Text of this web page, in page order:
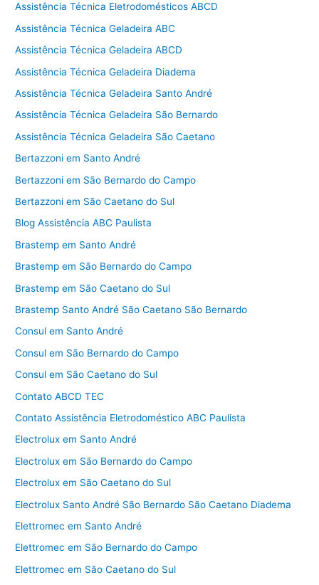
Assistência Técnica Eletrodomésticos ABCD
Assistência Técnica Geladeira ABC
Assistência Técnica Geladeira ABCD
Assistência Técnica Geladeira Diadema
Assistência Técnica Geladeira Santo André
Assistência Técnica Geladeira São Bernardo
Assistência Técnica Geladeira São Caetano
Bertazzoni em Santo André
Bertazzoni em São Bernardo do Campo
Bertazzoni em São Caetano do Sul
Blog Assistência ABC Paulista
Brastemp em Santo André
Brastemp em São Bernardo do Campo
Brastemp em São Caetano do Sul
Brastemp Santo André São Caetano São Bernardo
Consul em Santo André
Consul em São Bernardo do Campo
Consul em São Caetano do Sul
Contato ABCD TEC
Contato Assistência Eletrodoméstico ABC Paulista
Electrolux em Santo André
Electrolux em São Bernardo do Campo
Electrolux em São Caetano do Sul
Electrolux Santo André São Bernardo São Caetano Diadema
Elettromec em Santo André
Elettromec em São Bernardo do Campo
Elettromec em São Caetano do Sul